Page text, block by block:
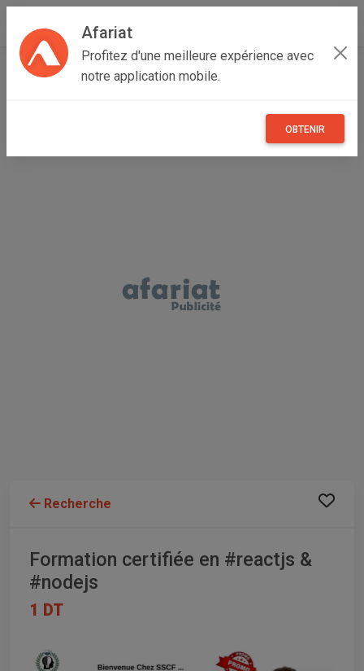
Afariat
Profitez d'une meilleure expérience avec
notre application mobile.
OBTENIR
Accueil Autres Grand Tunis Ariana
Recherche
Formation certifiée en #reactjs &
#nodejs
1 DT